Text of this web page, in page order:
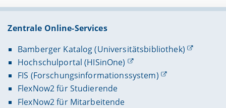
Zentrale Online-Services
Bamberger Katalog (Universitätsbibliothek)
Hochschulportal (HISinOne)
FIS (Forschungsinformationssystem)
FlexNow2 für Studierende
FlexNow2 für Mitarbeitende